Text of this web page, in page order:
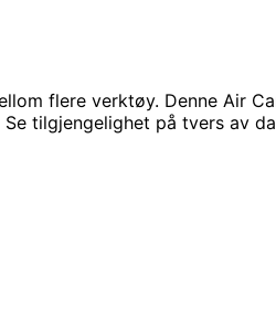
flere verktøy. Denne Air
tilgjengelighet på tvers av